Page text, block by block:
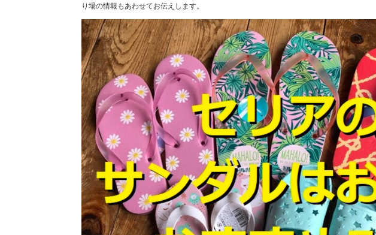
り場の情報もあわせてお伝えします。